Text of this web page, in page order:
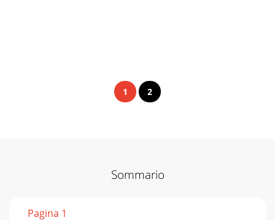
1 2
Sommario
Pagina 1